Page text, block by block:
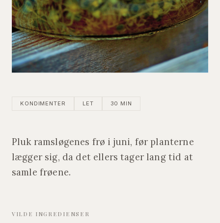
KONDIMENTER LET 30 MIN
Pluk ramsløgenes frø i juni, før planterne
lægger sig, da det ellers tager lang tid at
samle frøene.
VILDE INGREDIENSER